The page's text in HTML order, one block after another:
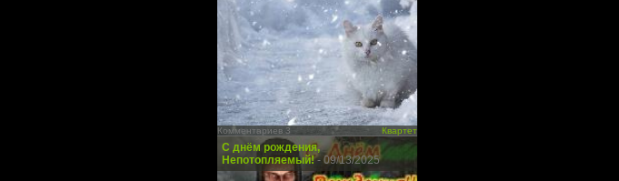
Комментариев 3 Квартет
С днём рождения,
Непотопляемый!- 09/13/2025